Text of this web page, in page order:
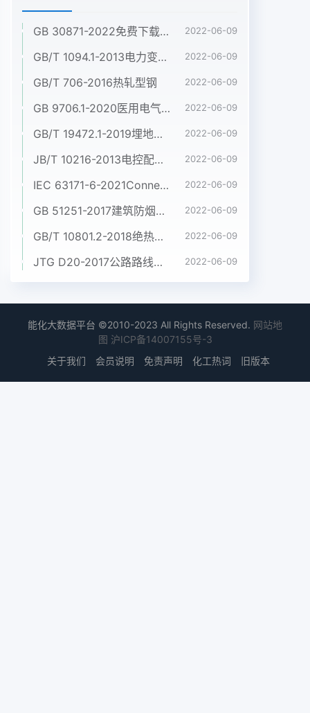
GB 30871-2022免费下载危险化学品企业特殊作业安全规范 2022-06-09
GB/T 1094.1-2013电力变压器 第1部分:总则 2022-06-09
GB/T 706-2016热轧型钢 2022-06-09
GB 9706.1-2020医用电气设备 第1部分:基本安全和基本性能的通用要求 2022-06-09
GB/T 19472.1-2019埋地用聚乙烯(PE)结构壁管道系统 第1部分:聚乙烯双壁波纹管材 2022-06-09
JB/T 10216-2013电控配电用电缆桥架 2022-06-09
IEC 63171-6-2021Connectors for electrical and electronic equipment - Part 6: Detail specification for 2-way and 4-way (data/power), shielded, free and fixed connectors for power and data transmission with frequencies up to 600 MHz 2022-06-09
GB 51251-2017建筑防烟排烟系统技术标准 2022-06-09
GB/T 10801.2-2018绝热用挤塑聚苯乙烯泡沫塑料(XPS) 2022-06-09
JTG D20-2017公路路线设计规范 2022-06-09
能化大数据平台 ©2010-2023 All Rights Reserved. 网站地
图 沪ICP备14007155号-3
关于我们
会员说明 免责声明 化工热词 旧版本